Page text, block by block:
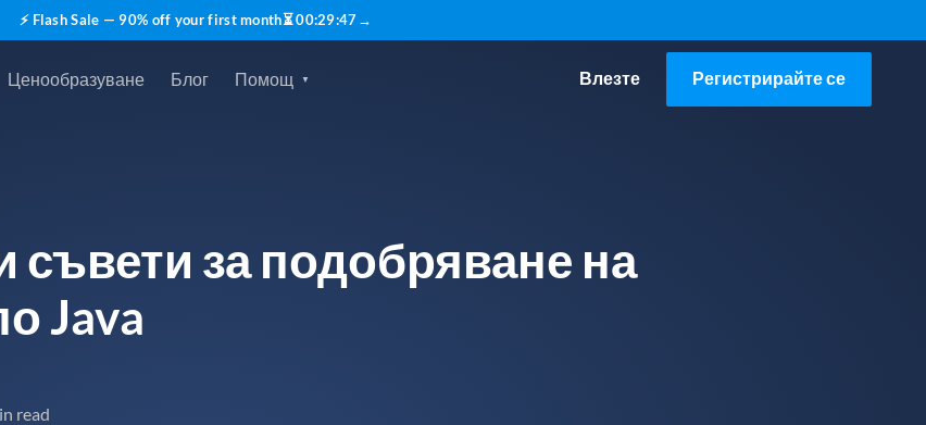
⚡ Flash Sale — 90% off your first month⏳00:29:45→
Ценообразуване Блог Помощ Влезте Регистрирайте се
съвети за подобряване на
Java
read